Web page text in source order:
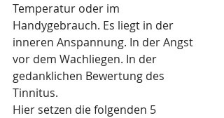
Temperatur oder im
Handygebrauch. Es liegt in der
inneren Anspannung. In der Angst
vor dem Wachliegen. In der
gedanklichen Bewertung des
Tinnitus.
Hier setzen die folgenden 5